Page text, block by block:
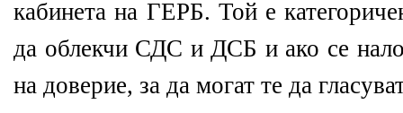
кабинета на ГЕРБ. Той е
да облекчи СДС и ДСБ и ако се
на доверие, за да могат те да